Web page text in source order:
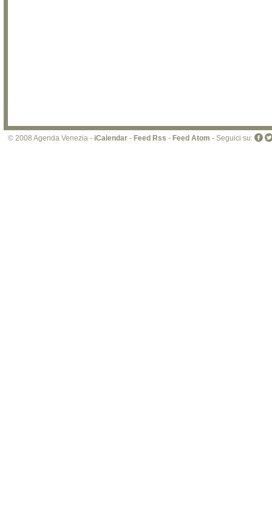
© 2008 Agenda Venezia - iCalendar - Feed Rss - Feed Atom - Seguici su: